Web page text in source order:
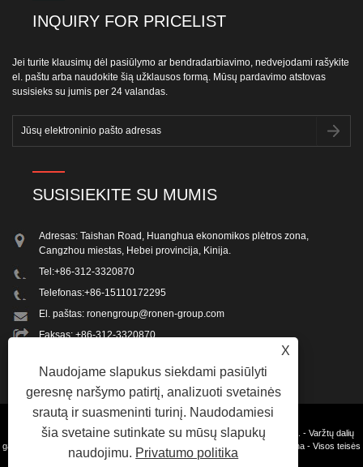
INQUIRY FOR PRICELIST
Jei turite klausimų dėl pasiūlymo ar bendradarbiavimo, nedvejodami rašykite
el. paštu arba naudokite šią užklausos formą. Mūsų pardavimo atstovas
susisieks su jumis per 24 valandas.
SUSISIEKITE SU MUMIS
Adresas: Taishan Road, Huanghua ekonomikos plėtros zona,
Cangzhou miestas, Hebei provincija, Kinija.
Tel:+86-312-3320870
Telefonas:+86-15110172295
El. paštas:ronengroup@ronen-group.com
Faksas: +86-312-3320870
Autoriaus teisės © 2023 Beijing Ron-en Machinery and Integration Co.,Ltd. - Varžtų dalių
gamybos mašina, sraigtų gamybos mašina, tvirtinimo detalių sriegimo mašina - Visos teisės
saugomos. Nuorodos Sitemap RSS XML Privacy Policy
X
Naudojame slapukus siekdami pasiūlyti
geresnę naršymo patirtį, analizuoti svetainės
srautą ir suasmeninti turinį. Naudodamiesi
šia svetaine sutinkate su mūsų slapukų
naudojimu. Privatumo politika